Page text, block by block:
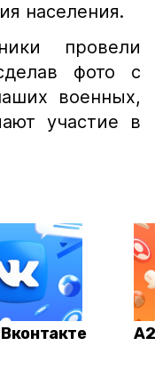
населения.
провели
фото с
военных,
участие в